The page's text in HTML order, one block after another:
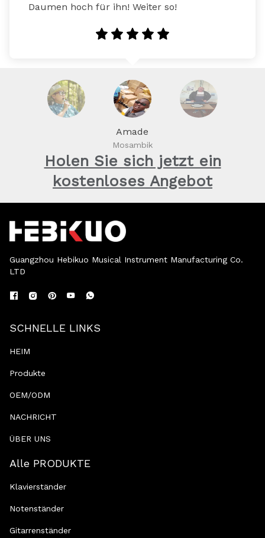
Daumen hoch für ihn! Weiter so!
Amade
Mosambik
Holen Sie sich jetzt ein
kostenloses Angebot
Guangzhou Hebikuo Musical Instrument Manufacturing Co.
LTD
SCHNELLE LINKS
HEIM
Produkte
OEM/ODM
NACHRICHT
ÜBER UNS
Alle PRODUKTE
Klavierständer
Notenständer
Gitarrenständer